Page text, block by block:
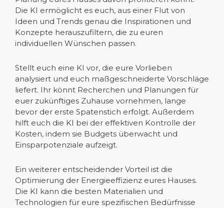
Die KI ermöglicht es euch, aus einer Flut von
Ideen und Trends genau die Inspirationen und
Konzepte herauszufiltern, die zu euren
individuellen Wünschen passen.
Stellt euch eine KI vor, die eure Vorlieben
analysiert und euch maßgeschneiderte Vorschläge
liefert. Ihr könnt Recherchen und Planungen für
euer zukünftiges Zuhause vornehmen, lange
bevor der erste Spatenstich erfolgt. Außerdem
hilft euch die KI bei der effektiven Kontrolle der
Kosten, indem sie Budgets überwacht und
Einsparpotenziale aufzeigt.
Ein weiterer entscheidender Vorteil ist die
Optimierung der Energieeffizienz eures Hauses.
Die KI kann die besten Materialien und
Technologien für eure spezifischen Bedürfnisse